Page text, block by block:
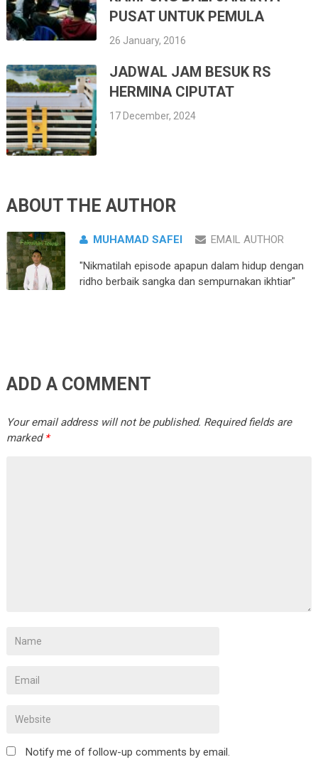
PUSAT UNTUK PEMULA
26 January, 2016
JADWAL JAM BESUK RS
HERMINA CIPUTAT
17 December, 2024
ABOUT THE AUTHOR
MUHAMAD SAFEI EMAIL AUTHOR
"Nikmatilah episode apapun dalam hidup dengan
ridho berbaik sangka dan sempurnakan ikhtiar"
ADD A COMMENT
Your email address will not be published. Required fields are
marked *
Notify me of follow-up comments by email.